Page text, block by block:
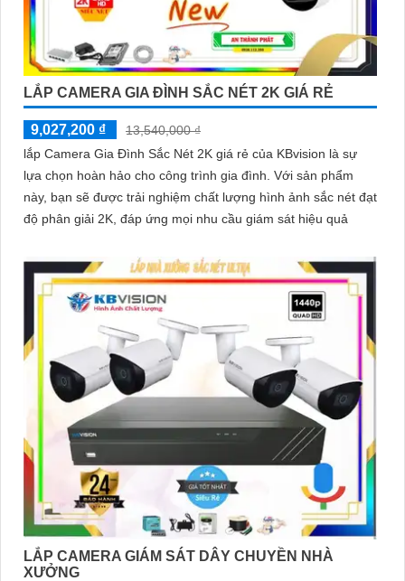
LẮP CAMERA GIA ĐÌNH SẮC NÉT 2K GIÁ RẺ
9,027,200 ₫
13,540,000 ₫
lắp Camera Gia Đình Sắc Nét 2K giá rẻ của KBvision là sự
lựa chọn hoàn hảo cho công trình gia đình. Với sản phẩm
này, bạn sẽ được trải nghiệm chất lượng hình ảnh sắc nét đạt
độ phân giải 2K, đáp ứng mọi nhu cầu giám sát hiệu quả
LẮP CAMERA GIÁM SÁT DÂY CHUYỀN NHÀ
XƯỞNG